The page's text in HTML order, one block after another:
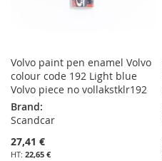
Volvo paint pen enamel Volvo
colour code 192 Light blue
Volvo piece no vollakstklr192
Brand:
Scandcar
27,41 €
22,65 €